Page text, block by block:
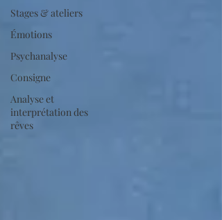
Stages & ateliers
Émotions
Psychanalyse
Consigne
Analyse et
interprétation des
rêves